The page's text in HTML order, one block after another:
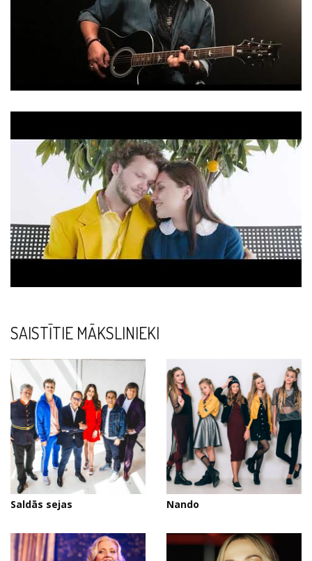
SAISTĪTIE MĀKSLINIEKI
Saldās sejas Nando